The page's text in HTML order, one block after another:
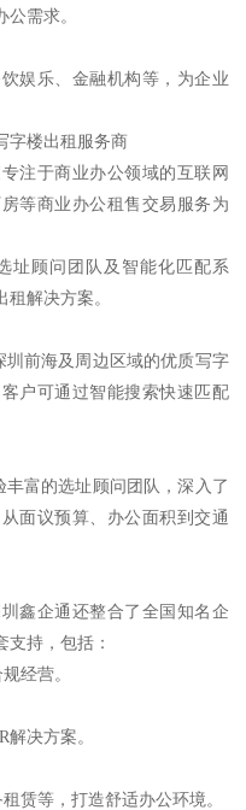
需求。
娱乐、金融机构等，为企业
字楼出租服务商
注于商业办公领域的互联网
等商业办公租售交易服务为
址顾问团队及智能化匹配系
解决方案。
前海及周边区域的优质写字
户可通过智能搜索快速匹配
富的选址顾问团队，深入了
面议预算、办公面积到交通
鑫企通还整合了全国知名企
持，包括：
经营。
决方案。
赁等，打造舒适办公环境。